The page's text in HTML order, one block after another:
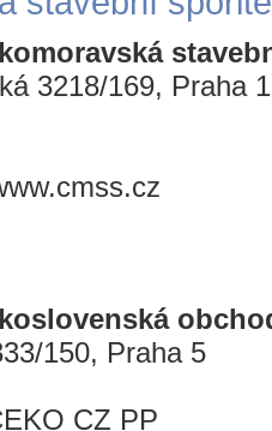
3218/169, Praha
150, Praha 5
CZ PP